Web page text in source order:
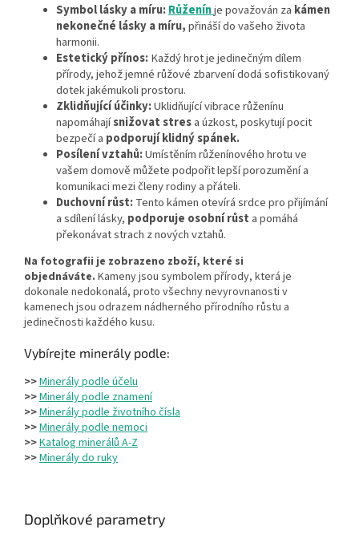
Symbol lásky a míru:Růženínje považován za kámen
nekonečné lásky a míru,přináší do vašeho života
harmonii.
Estetický přínos:Každý hrot je jedinečným dílem
přírody, jehož jemné růžové zbarvení dodá sofistikovaný
dotek jakémukoli prostoru.
Zklidňující účinky:Uklidňující vibrace růženínu
napomáhajísnižovatstresa úzkost, poskytují pocit
bezpečí a podporují klidný spánek.
Posílení vztahů:Umístěním růženínového hrotu ve
vašem domově můžete podpořit lepší porozumění a
komunikaci mezi členy rodiny a přáteli.
Duchovní růst:Tento kámen otevírá srdce pro přijímání
a sdílení lásky, podporuje osobní růst a pomáhá
překonávat strach z nových vztahů.
Na fotografii je zobrazeno zboží, které si
objednáváte. Kameny jsou symbolem přírody, která je
dokonale nedokonalá, proto všechny nevyrovnanosti v
kamenech jsou odrazem nádherného přírodního růstu a
jedinečnosti každého kusu.
Vybírejte minerály podle:
>>Minerály podle účelu
>>Minerály podle znamení
>>Minerály podle životního čísla
>>Minerály podle nemoci
>>Katalog minerálů A-Z
>>Minerály do ruky
Doplňkové parametry